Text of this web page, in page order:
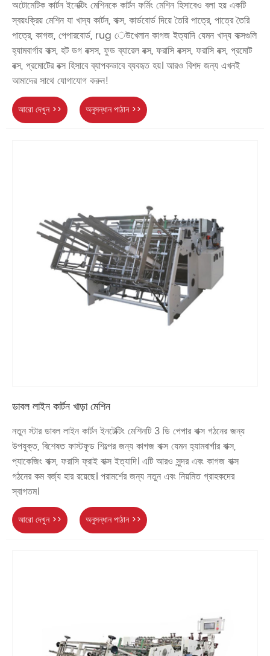
অটোমেটিক কার্টন ইনেক্টিং মেশিনকে কার্টন ফর্মিং মেশিন হিসাবেও বলা হয় একটি
স্বয়ংক্রিয় মেশিন যা খাদ্য কার্টন, বাক্স, কার্ডবোর্ড দিয়ে তৈরি পাত্রে, পাত্রে তৈরি
পাত্রে, কাগজ, পেপারবোর্ড, rug েউখেলান কাগজ ইত্যাদি যেমন খাদ্য বাক্সগুলি
হ্যামবার্গার বাক্স, হট ডগ বক্সস, ফুড ব্যারেল বক্স, ফরাসি বক্সস, ফরাসি বক্স, প্রমোট
বক্স, প্রমোটের বক্স হিসাবে ব্যাপকভাবে ব্যবহৃত হয়। আরও বিশদ জন্য এখনই
আমাদের সাথে যোগাযোগ করুন!
আরো দেখুন >> অনুসন্ধান পাঠান >>
ডাবল লাইন কার্টন খাড়া মেশিন
নতুন স্টার ডাবল লাইন কার্টন ইনটেক্টিং মেশিনটি 3 ডি পেপার বাক্স গঠনের জন্য
উপযুক্ত, বিশেষত ফাস্টফুড শিল্পের জন্য কাগজ বাক্স যেমন হ্যামবার্গার বাক্স,
প্যাকেজিং বাক্স, ফরাসি ফ্রাই বাক্স ইত্যাদি। এটি আরও সুন্দর এবং কাগজ বাক্স
গঠনের কম বর্জ্য হার রয়েছে। পরামর্শের জন্য নতুন এবং নিয়মিত গ্রাহকদের
স্বাগতম।
আরো দেখুন >> অনুসন্ধান পাঠান >>